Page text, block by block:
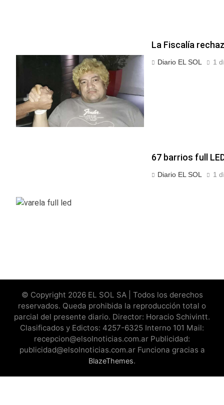
La Fiscalía
Diario EL SOL 1
67 barrios full
Diario EL SOL 1
© Copyright 2026 EL SOL SA | Todos los derechos
reservados. Queda prohibida la reproducción total o
parcial del presente diario. Director: Horacio Schivintt.
Clasificados y Edictos: 4257-6325 Interno 101 Mail:
recepcion@elsolnoticias.com.ar Publicidad:
publicidad@elsolnoticias.com.ar Funciona gracias a
BlazeThemes.